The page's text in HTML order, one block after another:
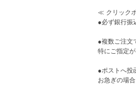
≪ クリック
●必ず銀行振
●複数ご注文
特にご指定
●ポストへ投
お急ぎの場